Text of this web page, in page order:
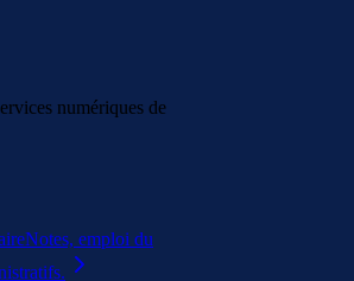
numériques de
Notes, emploi du